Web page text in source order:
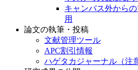
キャンパス外から
用
論文の執筆・投稿
文献管理ツール
APC割引情報
ハゲタカジャーナル（注